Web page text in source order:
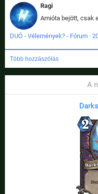
Ragi
DUÓ - Vélemények? - Fórum ·
Több hozzászólás
A